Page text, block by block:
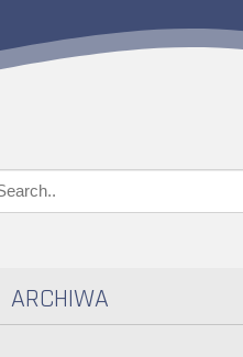
ARCHIWA